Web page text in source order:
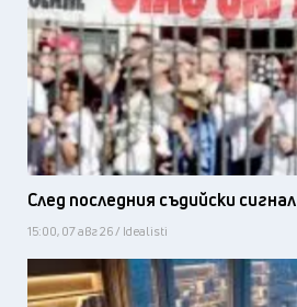
След последния съдийски сигнал
15:00, 07 авг 26 / Idealisti